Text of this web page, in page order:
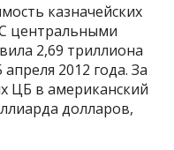
казначейских
центральными
2,69 триллиона
2012 года. За
ЦБ в американский
долларов,